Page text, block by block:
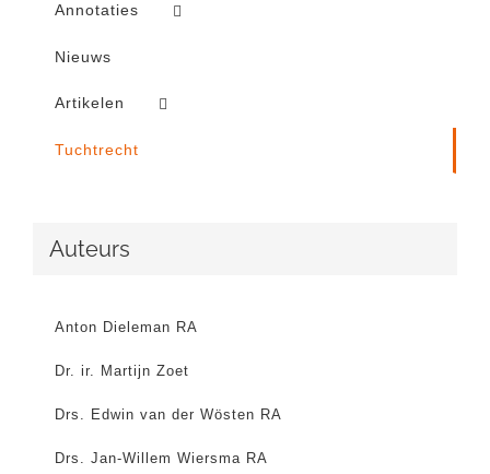
Annotaties
Nieuws
Artikelen
Tuchtrecht
Auteurs
Anton Dieleman RA
Dr. ir. Martijn Zoet
Drs. Edwin van der Wösten RA
Drs. Jan-Willem Wiersma RA